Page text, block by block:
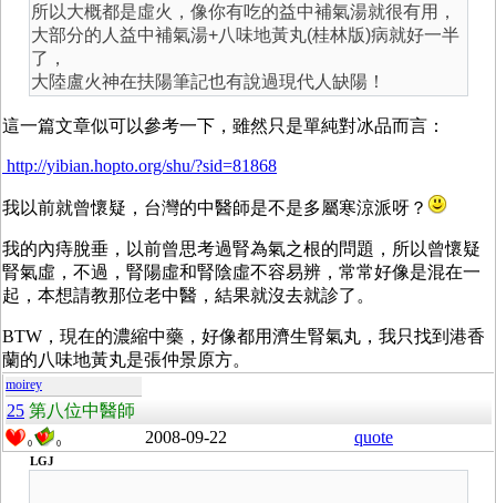
所以大概都是虛火，像你有吃的益中補氣湯就很有用，
大部分的人益中補氣湯+八味地黃丸(桂林版)病就好一半
了，
大陸盧火神在扶陽筆記也有說過現代人缺陽！
這一篇文章似可以參考一下，雖然只是單純對冰品而言：
http://yibian.hopto.org/shu/?sid=81868
我以前就曾懷疑，台灣的中醫師是不是多屬寒涼派呀？
我的內痔脫垂，以前曾思考過腎為氣之根的問題，所以曾懷疑
腎氣虛，不過，腎陽虛和腎陰虛不容易辨，常常好像是混在一
起，本想請教那位老中醫，結果就沒去就診了。
BTW，現在的濃縮中藥，好像都用濟生腎氣丸，我只找到港香
蘭的八味地黃丸是張仲景原方。
moirey
25 第八位中醫師
0 0 2008-09-22 quote
LGJ